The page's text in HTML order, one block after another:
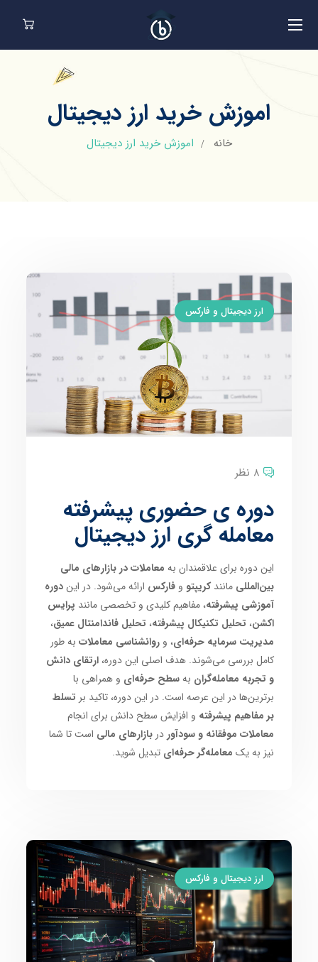
اموزش خرید ارز دیجیتال
خانه اموزش خرید ارز دیجیتال
ارز دیجیتال و فارکس
8 نظر
دوره ی حضوری پیشرفته
معامله گری ارز دیجیتال
این دوره برای علاقمندان به معاملات در بازارهای مالی
بین‌المللی مانندکریپتو وفارکس ارائه می‌شود. در ایندوره
آموزشی پیشرفته، مفاهیم کلیدی و تخصصی مانند پرایس
اکشن، تحلیل تکنیکال پیشرفته، تحلیل فاندامنتال عمیق،
مدیریت سرمایه حرفه‌ای، وروانشناسی معاملات به طور
کامل بررسی می‌شوند. هدف اصلی این دوره،ارتقای دانش
و تجربه معامله‌گران بهسطح حرفه‌ای و همراهی با
برترین‌ها در این عرصه است. در این دوره، تاکید بر تسلط
بر مفاهیم پیشرفته و افزایش سطح دانش برای انجام
معاملات موفقانه و سودآور دربازارهای مالی است تا شما
نیز به یک معامله‌گر حرفه‌ای تبدیل شوید.
ارز دیجیتال و فارکس